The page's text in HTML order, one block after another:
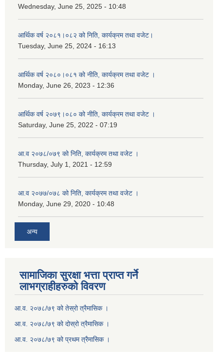
Wednesday, June 25, 2025 - 10:48
आर्थिक वर्ष २०८१।०८२ को निति, कार्यक्रम तथा वजेट।
Tuesday, June 25, 2024 - 16:13
आर्थिक वर्ष २०८०।०८१ को नीति, कार्यक्रम तथा वजेट ।
Monday, June 26, 2023 - 12:36
आर्थिक वर्ष २०७९।०८० को नीति, कार्यक्रम तथा वजेट ।
Saturday, June 25, 2022 - 07:19
आ.व २०७८/०७९ को निति, कार्यक्रम तथा वजेट ।
Thursday, July 1, 2021 - 12:59
आ.व २०७७/०७८ को निति, कार्यक्रम तथा वजेट ।
Monday, June 29, 2020 - 10:48
अन्य
सामाजिका सुरक्षा भत्ता प्राप्त गर्ने
लाभग्राहीहरुको विवरण
आ.व. २०७८/७९ को तेस्रो त्रैमासिक ।
आ.व. २०७८/७९ को दोस्रो त्रैमासिक ।
आ.व. २०७८/७९ को प्रथम त्रैमासिक ।